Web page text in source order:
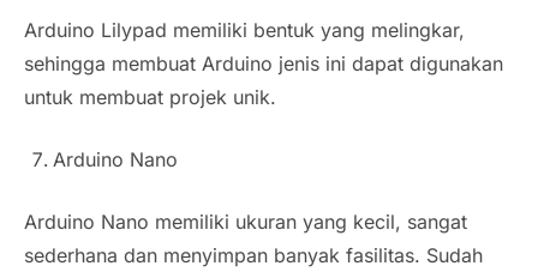
Arduino Lilypad memiliki bentuk yang melingkar,
sehingga membuat Arduino jenis ini dapat digunakan
untuk membuat projek unik.
Arduino Nano
Arduino Nano memiliki ukuran yang kecil, sangat
sederhana dan menyimpan banyak fasilitas. Sudah